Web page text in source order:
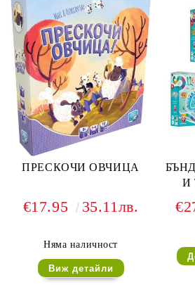
ПРЕСКОЧИ ОВЧИЦА
€17.95 35.11лв.
Няма наличност
Виж детайли
И